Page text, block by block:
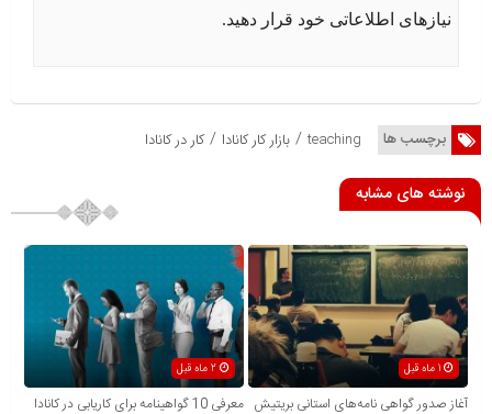
نیازهای اطلاعاتی خود قرار دهید.
برچسب ها teaching
/ بازار کار کانادا /کار در کانادا
نوشته های مشابه
1 ماه قبل
آغاز صدور گواهی نامه‌های استانی بریتیش معرفی 10 گواهینامه برای کاریابی در کانادا